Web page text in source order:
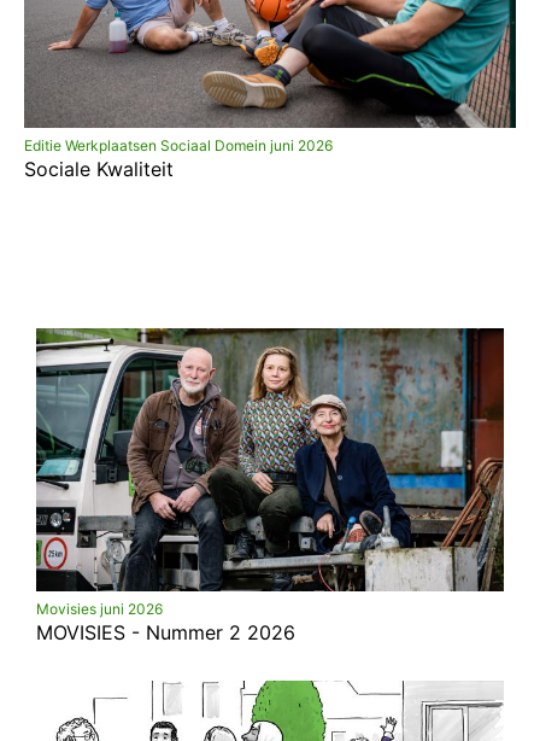
Editie Werkplaatsen Sociaal Domein juni 2026
Sociale Kwaliteit
Movisies juni 2026
MOVISIES - Nummer 2 2026